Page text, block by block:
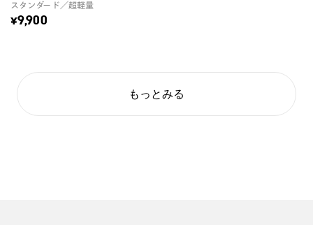
スタンダード／超軽量
¥9,900
もっとみる